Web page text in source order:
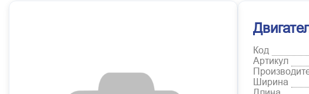
Код
Артикул
Ширина